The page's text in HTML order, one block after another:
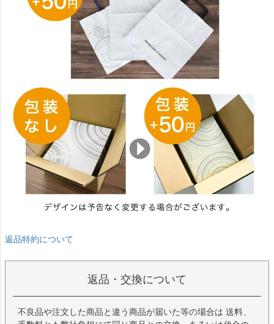
返品特約について
返品・交換について
不良品や注文した商品と違う商品が届いた等の場合は 送料、